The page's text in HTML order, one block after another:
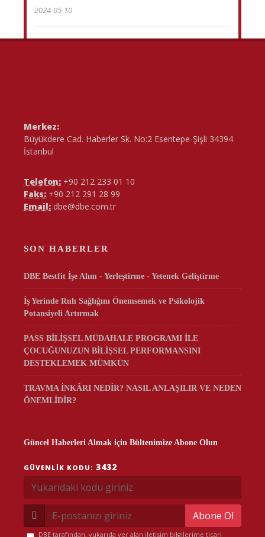
2024-05-10
Merkez:
Büyükdere Cad. Haberler Sk. No:2 Esentepe-Şişli 34394
İstanbul
Telefon: +90 212 233 01 10
Faks: +90 212 291 28 99
Email: dbe@dbe.com.tr
SON HABERLER
DBE Bestfit İşe Alım - Yerleştirme - Yetenek Geliştirme
İş Yerinde Ruh Sağlığını Önemsemek ve Psikolojik
Potansiyeli Artırmak
PASS BİLİŞSEL MÜDAHALE PROGRAMI İLE
ÇOCUĞUNUZUN BİLİŞSEL PERFORMANSINI
DESTEKLEMEK MÜMKÜN
TRAVMA İNKÂRI NEDİR? NASIL ANLAŞILIR VE NEDEN
ÖNEMLİDİR?
Güncel Haberleri Almak için Bültenimize Abone Olun
GÜVENLIK KODU: 3432
Abone Ol
DBE tarafından, yukarıda yer alan iletişim bilgilerime ticari